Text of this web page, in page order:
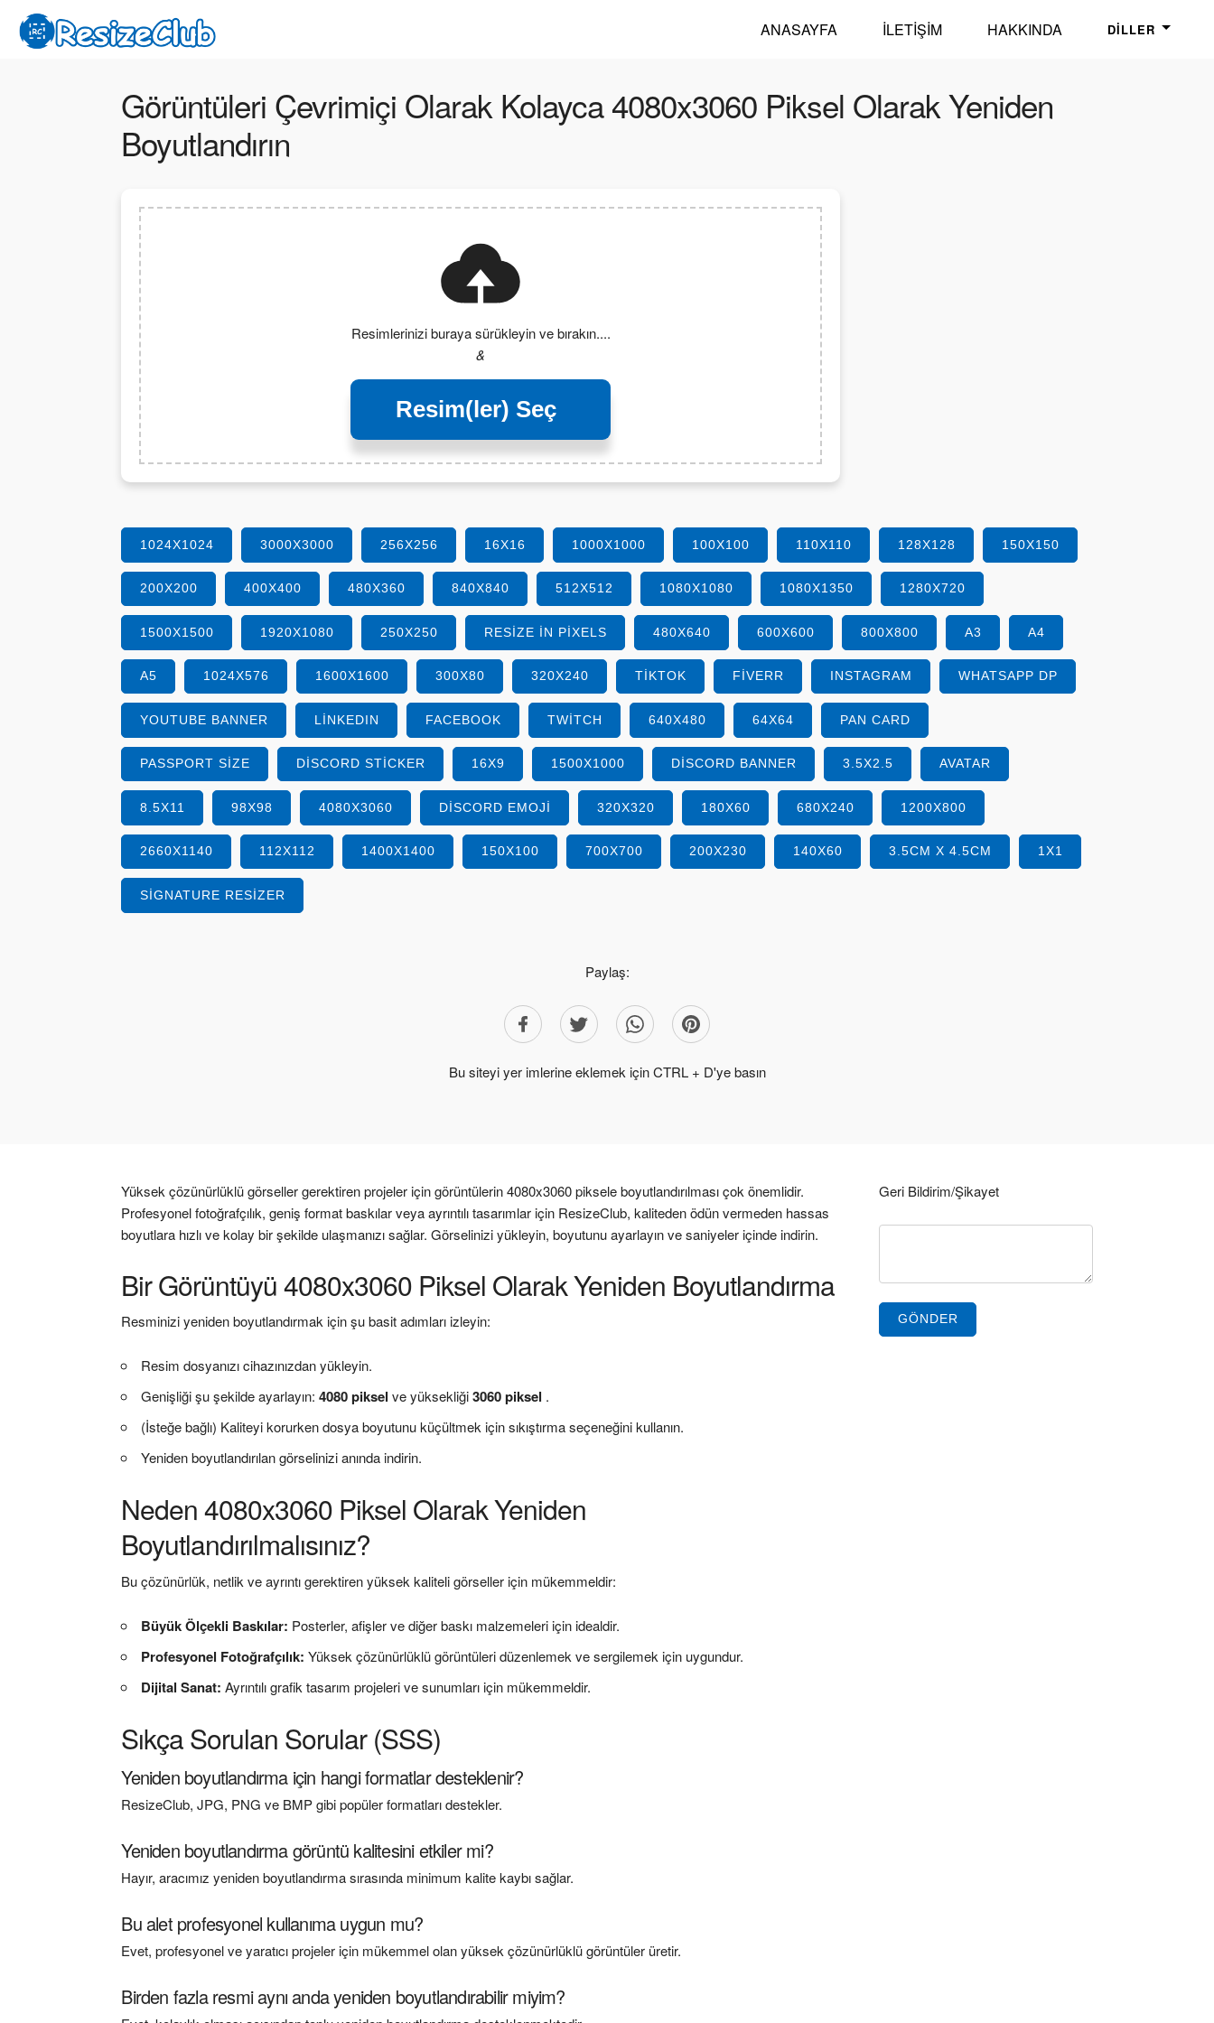
ANASAYFA İLETIŞIM HAKKINDA DILLER
Görüntüleri Çevrimiçi Olarak Kolayca 4080x3060 Piksel Olarak Yeniden
Boyutlandırın
Resimlerinizi buraya sürükleyin ve bırakın....
&
Resim(ler) Seç
1024X1024 3000X3000 256X256 16X16 1000X1000 100X100 110X110 128X128 150X150
200X200 400X400 480X360 840X840 512X512 1080X1080 1080X1350 1280X720
1500X1500 1920X1080 250X250 RESIZE IN PIXELS 480X640 600X600 800X800 A3 A4
A5 1024X576 1600X1600 300X80 320X240 TIKTOK FIVERR INSTAGRAM WHATSAPP DP
YOUTUBE BANNER LINKEDIN FACEBOOK TWITCH 640X480 64X64 PAN CARD
PASSPORT SIZE DISCORD STICKER 16X9 1500X1000 DISCORD BANNER 3.5X2.5 AVATAR
8.5X11 98X98 4080X3060 DISCORD EMOJI 320X320 180X60 680X240 1200X800
2660X1140 112X112 1400X1400 150X100 700X700 200X230 140X60 3.5CM X 4.5CM 1X1
SIGNATURE RESIZER
Paylaş:
Bu siteyi yer imlerine eklemek için CTRL + D'ye basın
Yüksek çözünürlüklü görseller gerektiren projeler için görüntülerin 4080x3060 piksele boyutlandırılması çok önemlidir.
Profesyonel fotoğrafçılık, geniş format baskılar veya ayrıntılı tasarımlar için ResizeClub, kaliteden ödün vermeden hassas
boyutlara hızlı ve kolay bir şekilde ulaşmanızı sağlar. Görselinizi yükleyin, boyutunu ayarlayın ve saniyeler içinde indirin.
Bir Görüntüyü 4080x3060 Piksel Olarak Yeniden Boyutlandırma
Resminizi yeniden boyutlandırmak için şu basit adımları izleyin:
Resim dosyanızı cihazınızdan yükleyin.
Genişliği şu şekilde ayarlayın:4080 pikselve yüksekliği3060 piksel .
(İsteğe bağlı) Kaliteyi korurken dosya boyutunu küçültmek için sıkıştırma seçeneğini kullanın.
Yeniden boyutlandırılan görselinizi anında indirin.
Neden 4080x3060 Piksel Olarak Yeniden
Boyutlandırılmalısınız?
Bu çözünürlük, netlik ve ayrıntı gerektiren yüksek kaliteli görseller için mükemmeldir:
Büyük Ölçekli Baskılar: Posterler, afişler ve diğer baskı malzemeleri için idealdir.
Profesyonel Fotoğrafçılık:Yüksek çözünürlüklü görüntüleri düzenlemek ve sergilemek için uygundur.
Dijital Sanat:Ayrıntılı grafik tasarım projeleri ve sunumları için mükemmeldir.
Sıkça Sorulan Sorular (SSS)
Yeniden boyutlandırma için hangi formatlar desteklenir?
ResizeClub, JPG, PNG ve BMP gibi popüler formatları destekler.
Yeniden boyutlandırma görüntü kalitesini etkiler mi?
Hayır, aracımız yeniden boyutlandırma sırasında minimum kalite kaybı sağlar.
Bu alet profesyonel kullanıma uygun mu?
Evet, profesyonel ve yaratıcı projeler için mükemmel olan yüksek çözünürlüklü görüntüler üretir.
Birden fazla resmi aynı anda yeniden boyutlandırabilir miyim?
Geri Bildirim/Şikayet
GÖNDER